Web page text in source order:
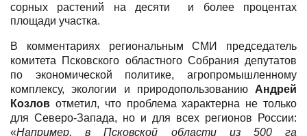
сорных растений на десяти и более процентах
площади участка.
В комментариях региональным СМИ председатель
комитета Псковского областного Собрания депутатов
по экономической политике, агропромышленному
комплексу, экологии и природопользованию Андрей
Козлов отметил, что проблема характерна не только
для Северо-Запада, но и для всех регионов России:
«Например, в Псковской области из 500 га